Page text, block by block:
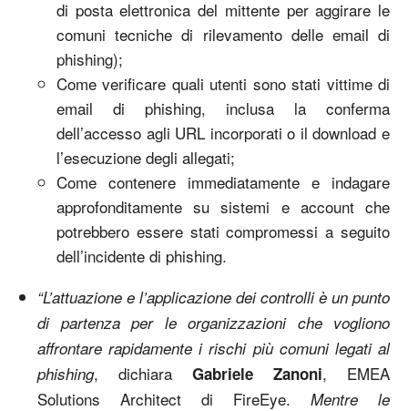
di posta elettronica del mittente per aggirare le
comuni tecniche di rilevamento delle email di
phishing);
Come verificare quali utenti sono stati vittime di
email di phishing, inclusa la conferma
dell’accesso agli URL incorporati o il download e
l’esecuzione degli allegati;
Come contenere immediatamente e indagare
approfonditamente su sistemi e account che
potrebbero essere stati compromessi a seguito
dell’incidente di phishing.
“L’attuazione e l’applicazione dei controlli è un punto
di partenza per le organizzazioni che vogliono
affrontare rapidamente i rischi più comuni legati al
phishing, dichiara Gabriele Zanoni, EMEA
Solutions Architect di FireEye. Mentre le